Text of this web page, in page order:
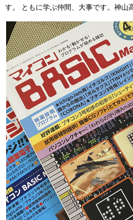
す。 ともに学ぶ仲間、大事です。神山